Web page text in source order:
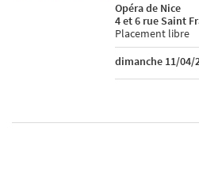
Opéra de Nice
4 et 6 rue Saint
Placement libre
dimanche 11/04/